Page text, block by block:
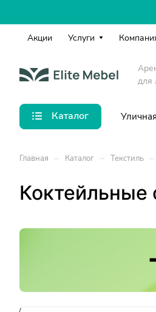
Акции Услуги
для
Каталог
Главная – Каталог – Текстиль –
Коктейльные